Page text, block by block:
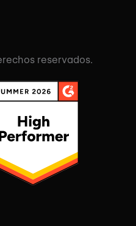
reservados.